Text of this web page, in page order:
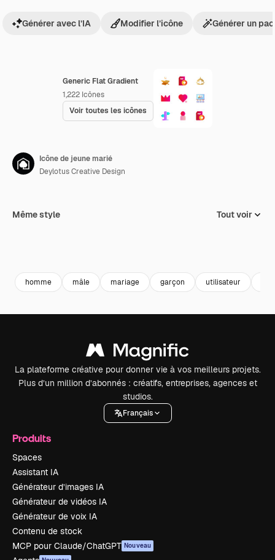
Generic Flat Gradient
1,222 Icônes
Voir toutes les icônes
Générer avec l’IA Modifier l’icône Générer un
Icône de jeune marié
Deylotus Creative Design
Même style Tout voir
homme mâle mariage garçon utilisateur
La plateforme créative pour donner vie à vos meilleurs projets.
Plus d’un million d’abonnés : créatifs, entreprises, agences et
studios.
Français
Produits
Spaces
Assistant IA
Générateur d’images IA
Générateur de vidéos IA
Générateur de voix IA
Contenu de stock
MCP pour Claude/ChatGPT Nouveau